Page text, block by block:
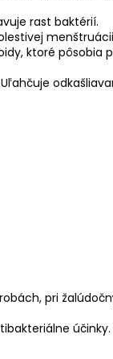
rast baktérií.
ktoré pôsobia
pri
účinky.